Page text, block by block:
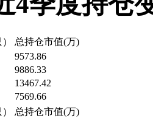
总持仓市值(万)
9573.86
9886.33
13467.42
7569.66
总持仓市值(万)